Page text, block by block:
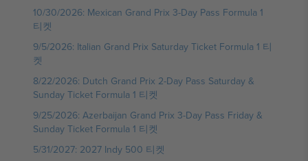
10/30/2026: Mexican Grand Prix 3-Day Pass Formula 1
티켓
9/5/2026: Italian Grand Prix Saturday Ticket Formula 1 티
켓
8/22/2026: Dutch Grand Prix 2-Day Pass Saturday &
Sunday Ticket Formula 1 티켓
9/25/2026: Azerbaijan Grand Prix 3-Day Pass Friday &
Sunday Ticket Formula 1 티켓
5/31/2027: 2027 Indy 500 티켓